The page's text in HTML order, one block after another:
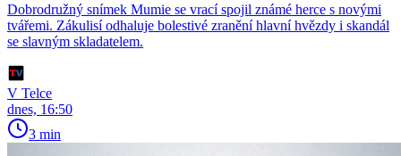
Dobrodružný snímek Mumie se vrací spojil známé herce s novými
tvářemi. Zákulisí odhaluje bolestivé zranění hlavní hvězdy i skandál
se slavným skladatelem.
V Telce
dnes, 16:50
3 min